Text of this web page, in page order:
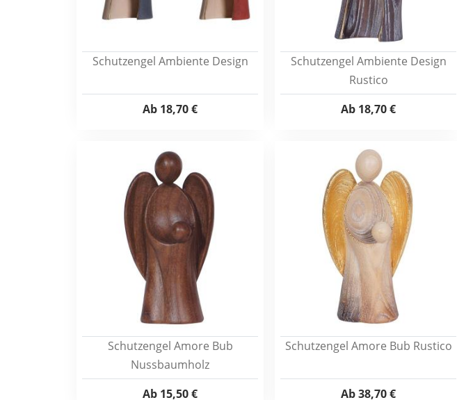
Schutzengel Ambiente Design
Ab 18,70 €
Schutzengel Ambiente Design
Rustico
Ab 18,70 €
Schutzengel Amore Bub
Nussbaumholz
Ab 15,50 €
Schutzengel Amore Bub Rustico
Ab38,70 €